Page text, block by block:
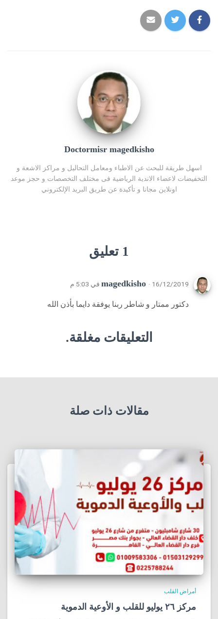
Doctormisr magedkisho
اسهل طريقة للبحث عن الاطباء ومعامل التحاليل و مراكز الاشعة و
التخفيضات لاعضاء الاندية الرياضية فى مختلف التخصصات و حجز موعد
اونلاين مجانا و تأكيدة عن طريق البريد الإلكتروني
1 تعليق
magedkisho · 16/12/2019 في 5:03 م
دكتور ممتار و شاطر ربنا يوفقة دايما بأذن الله
التعليقات مغلقة.
مقالات ذات صلة
أمراض القلب
مركز ٢٦ يوليو للقلب و الأوعية الدموية